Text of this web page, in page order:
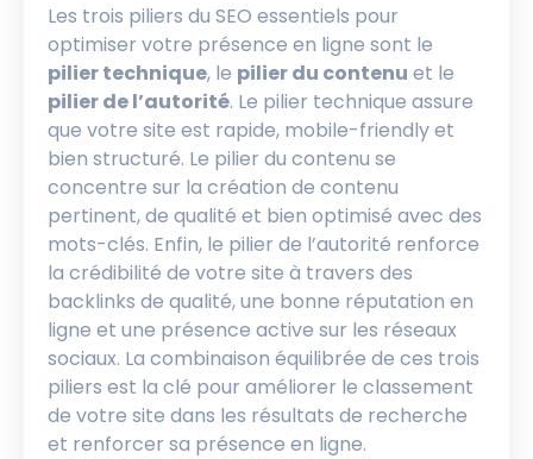
Les trois piliers du SEO essentiels pour
optimiser votre présence en ligne sont le
pilier technique, le pilier du contenu et le
pilier de l’autorité. Le pilier technique assure
que votre site est rapide, mobile-friendly et
bien structuré. Le pilier du contenu se
concentre sur la création de contenu
pertinent, de qualité et bien optimisé avec des
mots-clés. Enfin, le pilier de l’autorité renforce
la crédibilité de votre site à travers des
backlinks de qualité, une bonne réputation en
ligne et une présence active sur les réseaux
sociaux. La combinaison équilibrée de ces trois
piliers est la clé pour améliorer le classement
de votre site dans les résultats de recherche
et renforcer sa présence en ligne.